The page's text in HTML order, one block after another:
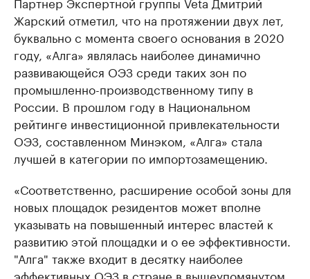
Жарский отметил, что на протяжении двух лет,
буквально с момента своего основания в 2020
году, «Алга» являлась наиболее динамично
развивающейся ОЭЗ среди таких зон по
промышленно-производственному типу в
России. В прошлом году в Национальном
рейтинге инвестиционной привлекательности
ОЭЗ, составленном Минэком, «Алга» стала
лучшей в категории по импортозамещению.
«Соответственно, расширение особой зоны для
новых площадок резидентов может вполне
указывать на повышенный интерес властей к
развитию этой площадки и о ее эффективности.
"Алга" также входит в десятку наиболее
эффективных ОЭЗ в стране в вышеупомянутом